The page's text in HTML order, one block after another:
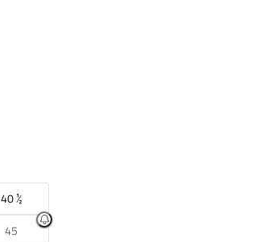
40 ½
45